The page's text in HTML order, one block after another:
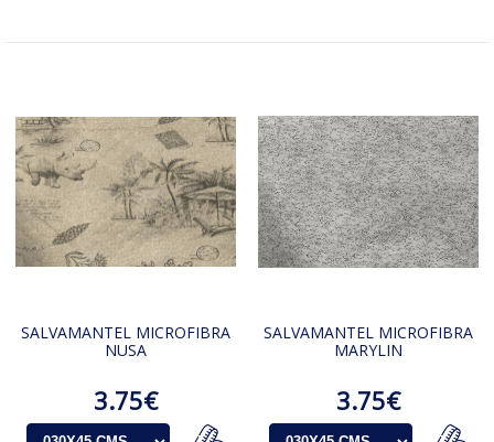
SALVAMANTEL MICROFIBRA
NUSA
3.75€
SALVAMANTEL MICROFIBRA
MARYLIN
3.75€